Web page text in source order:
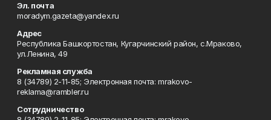
Эл. почта
moradym.gazeta@yandex.ru
Адрес
Республика Башкортостан, Кугарчинский район, с.Мраково,
ул.Ленина, 49
Рекламная служба
8 (34789) 2-11-85; Электронная почта: mrakovo-
reklama@rambler.ru
Сотрудничество